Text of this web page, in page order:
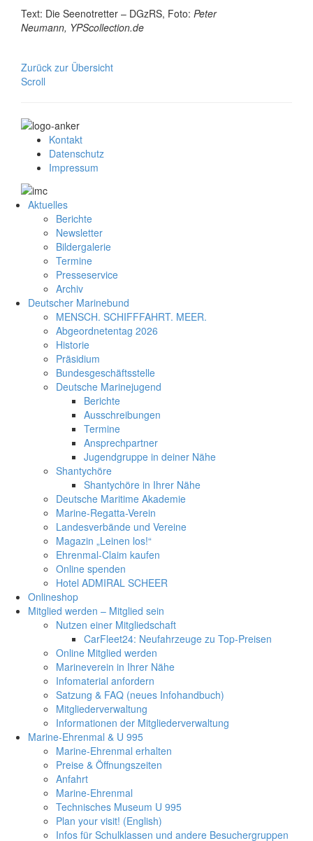
Text: Die Seenotretter – DGzRS, Foto: Peter
Neumann, YPScollection.de
Zurück zur Übersicht
Scroll
Kontakt
Datenschutz
Impressum
Aktuelles
Berichte
Newsletter
Bildergalerie
Termine
Presseservice
Archiv
Deutscher Marinebund
MENSCH. SCHIFFFAHRT. MEER.
Abgeordnetentag 2026
Historie
Präsidium
Bundesgeschäftsstelle
Deutsche Marinejugend
Berichte
Ausschreibungen
Termine
Ansprechpartner
Jugendgruppe in deiner Nähe
Shantychöre
Shantychöre in Ihrer Nähe
Deutsche Maritime Akademie
Marine-Regatta-Verein
Landesverbände und Vereine
Magazin „Leinen los!“
Ehrenmal-Claim kaufen
Online spenden
Hotel ADMIRAL SCHEER
Onlineshop
Mitglied werden – Mitglied sein
Nutzen einer Mitgliedschaft
CarFleet24: Neufahrzeuge zu Top-Preisen
Online Mitglied werden
Marineverein in Ihrer Nähe
Infomaterial anfordern
Satzung & FAQ (neues Infohandbuch)
Mitgliederverwaltung
Informationen der Mitgliederverwaltung
Marine-Ehrenmal & U 995
Marine-Ehrenmal erhalten
Preise & Öffnungszeiten
Anfahrt
Marine-Ehrenmal
Technisches Museum U 995
Plan your visit! (English)
Infos für Schulklassen und andere Besuchergruppen